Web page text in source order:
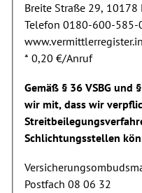
Breite Straße 29, 10178
Telefon 0180-600-585-
* 0,20 €/Anruf
Gemäß § 36 VSBG und
wir mit, dass wir
Schlichtungsstellen
Postfach 08 06 32